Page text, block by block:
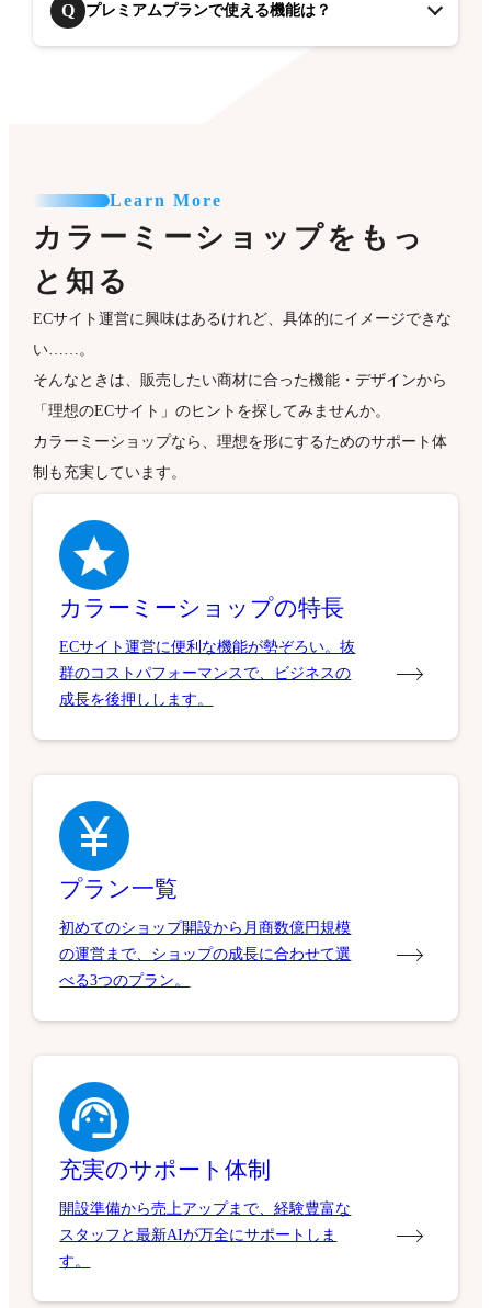
Q プレミアムプランで使える機能は？
Learn More
カラーミーショップをもっ
と知る
ECサイト運営に興味はあるけれど、具体的にイメージできな
い……。
そんなときは、販売したい商材に合った機能・デザインから
「理想のECサイト」のヒントを探してみませんか。
カラーミーショップなら、理想を形にするためのサポート体
制も充実しています。
カラーミーショップの特長
ECサイト運営に便利な機能が勢ぞろい。抜
群のコストパフォーマンスで、ビジネスの
成長を後押しします。
プラン一覧
初めてのショップ開設から月商数億円規模
の運営まで、ショップの成長に合わせて選
べる3つのプラン。
充実のサポート体制
開設準備から売上アップまで、経験豊富な
スタッフと最新AIが万全にサポートしま
す。